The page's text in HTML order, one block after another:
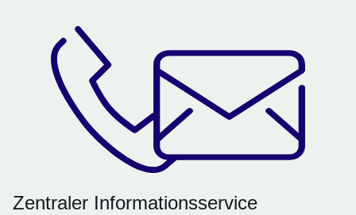
Zentraler Informationsservice